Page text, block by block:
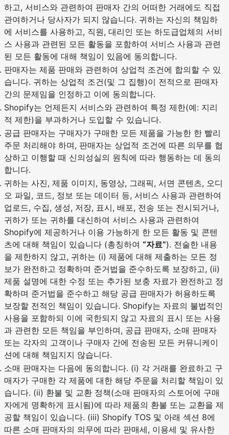
하고, 서비스와 관련하여 판매자 간의 어떠한 거래에도 직접
관여하거나 당사자가 되지 않습니다. 귀하는 자신의 책임하
에 서비스를 사용하고, 직원, 대리인 또는 하도급업체의 서비
스 사용과 관련된 모든 활동을 포함하여 서비스 사용과 관련
된 모든 활동에 대해 책임이 있음에 동의합니다.
판매자는 제품 판매와 관련하여 상업적 조건에 합의할 수 있
습니다. 귀하는 상업적 조건(및 그 집행)이 전적으로 판매자
간의 문제임을 인정하고 이에 동의합니다.
Shopify는 언제든지 서비스와 관련하여 특정 제한(예: 지리
적 제한)을 부과하거나 도입할 수 있습니다.
공급 판매자는 구매자가 구매한 모든 제품을 가능한 한 빨리
주문 처리해야 하며, 판매자는 상업적 조건에 따른 의무를 협
상하고 이행할 때 신의성실의 원칙에 따라 행동하는 데 동의
합니다.
귀하는 사진, 제품 이미지, 동영상, 그래픽, 서면 콘텐츠, 오디
오 파일, 코드, 정보 또는 데이터 등, 서비스 사용과 관련하여
업로드, 수집, 생성, 저장, 표시, 배포, 전송 또는 전시되거나,
귀하가 또는 귀하를 대신하여 서비스 사용과 관련하여
Shopify에 제공하거나 이용 가능하게 한 모든 활동 및 콘텐
츠에 대해 책임이 있습니다 (총칭하여 “자료”). 전술한 내용
을 제한하지 않고, 귀하는 (i) 제품에 대해 제출하는 모든 정
보가 완전하고 정확하며 준거법을 준수하도록 보장하고, (ii)
제품 설명에 대한 수정 또는 추가된 보충 자료가 완전하고 정
확하며 준거법을 준수하고 해당 공급 판매자가 허용하도록
보장할 전적인 책임이 있습니다. Shopify는 자료의 불법적인
사용을 포함하되 이에 국한되지 않고 자료의 표시 또는 사용
과 관련한 모든 책임을 부인하며, 공급 판매자, 소매 판매자
또는 각자의 고객이나 구매자 간에 전송된 모든 커뮤니케이
션에 대해 책임지지 않습니다.
소매 판매자는 다음에 동의합니다. (i) 각 거래를 완료하고 구
매자가 구매한 각 제품에 대한 해당 주문을 처리할 책임이 있
습니다. (ii) 환불 및 교환 정책(소매 판매자의 스토어에 구매
자에게 명확하게 표시됨)에 따라 제품의 환불 또는 교환을 제
공할 책임이 있습니다. (iii) Shopify TOS 및 아래 섹션 8에
따른 소매 판매자의 의무에 따라 판매세, 이용세 및 유사한